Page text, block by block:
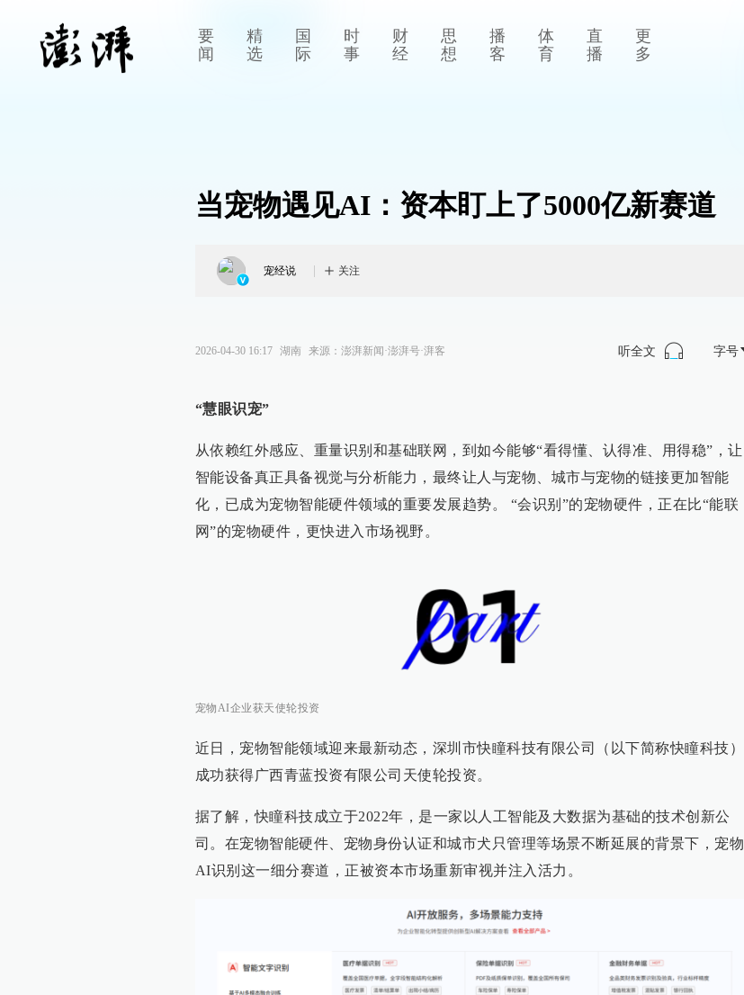
要
闻
精
选
国
际
时
事
财
经
思
想
播
客
体
育
直
播
更
多
当宠物遇见AI：资本盯上了5000亿新赛道
宠经说 关注
2026-04-30 16:17 湖南 来源： 澎湃新闻·澎湃号·湃客 听全文 字号
“慧眼识宠”
从依赖红外感应、重量识别和基础联网，到如今能够“看得懂、认得准、用得稳”，让
智能设备真正具备视觉与分析能力，最终让人与宠物、城市与宠物的链接更加智能
化，已成为宠物智能硬件领域的重要发展趋势。 “会识别”的宠物硬件，正在比“能联
网”的宠物硬件，更快进入市场视野。
宠物AI企业获天使轮投资
近日，宠物智能领域迎来最新动态，深圳市快瞳科技有限公司（以下简称快瞳科技）
成功获得广西青蓝投资有限公司天使轮投资。
据了解，快瞳科技成立于2022年，是一家以人工智能及大数据为基础的技术创新公
司。在宠物智能硬件、宠物身份认证和城市犬只管理等场景不断延展的背景下，宠物
AI识别这一细分赛道，正被资本市场重新审视并注入活力。